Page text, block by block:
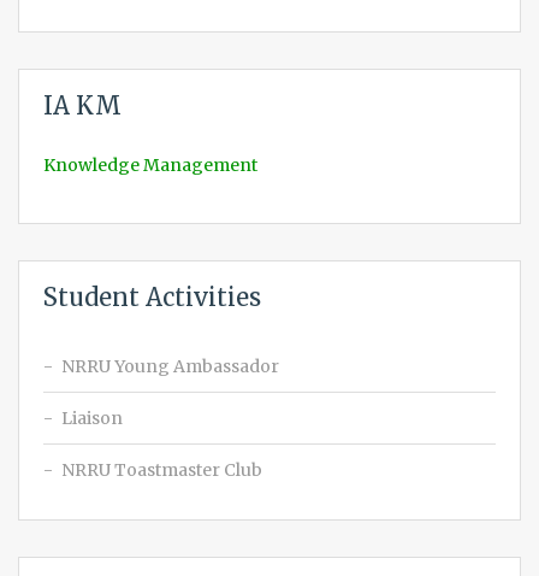
IA KM
Knowledge Management
Student Activities
NRRU Young Ambassador
Liaison
NRRU Toastmaster Club